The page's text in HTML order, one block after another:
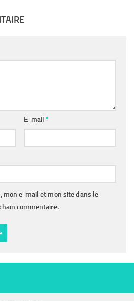
E-mail *
mon e-mail et mon site dans le
commentaire.